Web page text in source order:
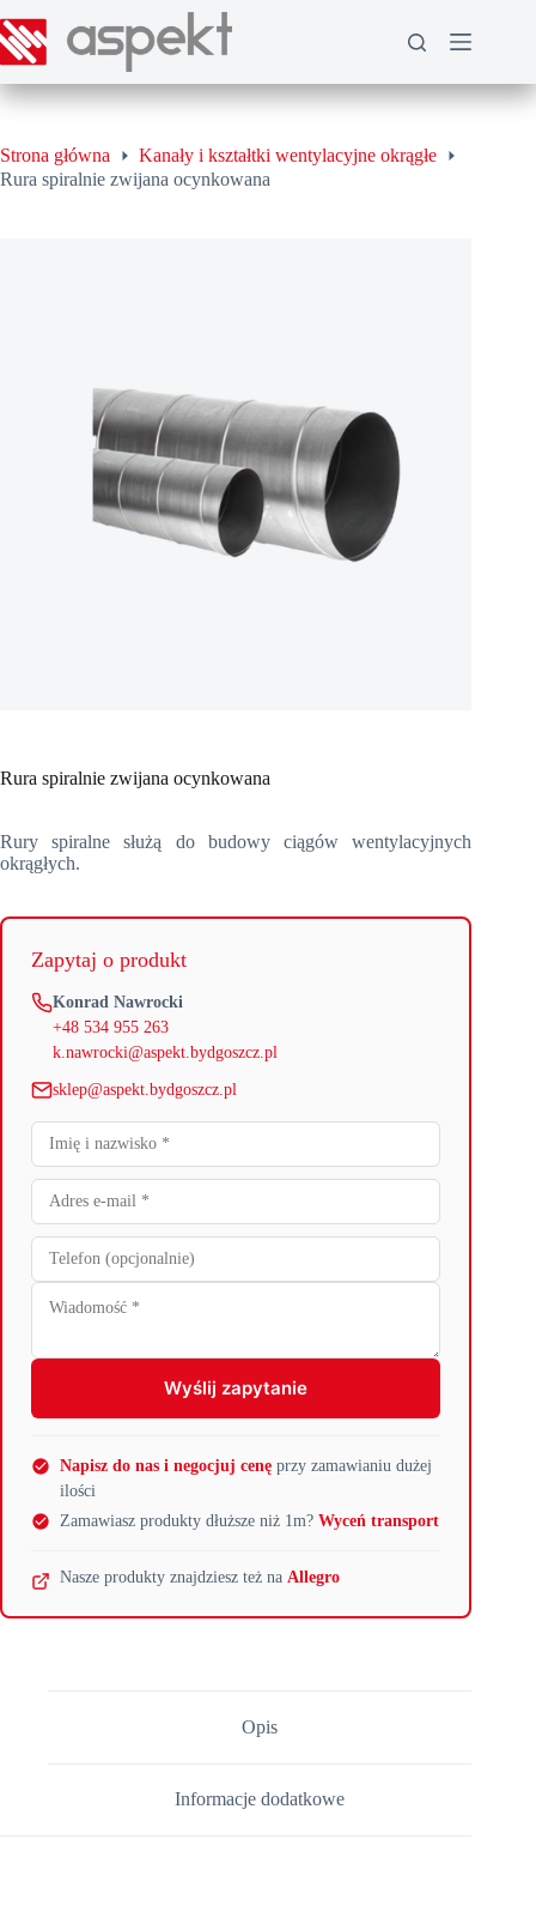
do
treści
Strona główna
Kanały i kształtki wentylacyjne okrągłe
Rura spiralnie zwijana ocynkowana
Rura spiralnie zwijana ocynkowana
Rury spiralne służą do budowy ciągów wentylacyjnych
okrągłych.
Zapytaj o produkt
Konrad Nawrocki
+48 534 955 263
k.nawrocki@aspekt.bydgoszcz.pl
sklep@aspekt.bydgoszcz.pl
Wyślij zapytanie
Napisz do nas i negocjuj cenę przy zamawianiu dużej
ilości
Zamawiasz produkty dłuższe niż 1m? Wyceń transport
Nasze produkty znajdziesz też na Allegro
Opis
Informacje dodatkowe